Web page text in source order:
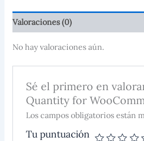
Valoraciones (0)
No hay valoraciones aún.
Sé el primero en
Quantity for
Los campos obligatorios están
Tu puntuación